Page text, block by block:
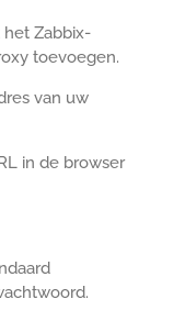
Zabbix-
toevoegen.
van uw
in de browser